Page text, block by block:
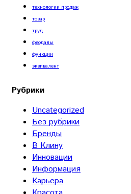
технологии продаж
товар
труд
феодалы
функции
эквивалент
Рубрики
Uncategorized
Без рубрики
Бренды
В Клину
Инновации
Информация
Карьера